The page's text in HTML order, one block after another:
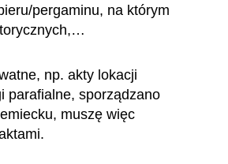
pergaminu, na którym
np. akty lokacji
parafialne, sporządzano
muszę więc